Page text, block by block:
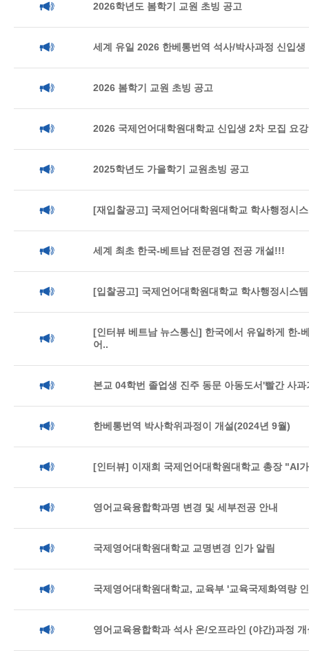
2026학년도 봄학기 교원 초빙 공고
세계 유일 2026 한베통번역 석사/박사과정 신입생
2026 봄학기 교원 초빙 공고
2026 국제언어대학원대학교 신입생 2차 모집 요강
2025학년도 가을학기 교원초빙 공고
[재입찰공고] 국제언어대학원대학교 학사행정시
세계 최초 한국-베트남 전문경영 전공 개설!!!
[입찰공고] 국제언어대학원대학교 학사행정시스
[인터뷰 베트남 뉴스통신] 한국에서 유일하게 한-
어..
본교 04학번 졸업생 진주 동문 아동도서'빨간 사
한베통번역 박사학위과정이 개설(2024년 9월)
[인터뷰] 이재희 국제언어대학원대학교 총장 "AI
영어교육융합학과명 변경 및 세부전공 안내
국제영어대학원대학교 교명변경 인가 알림
국제영어대학원대학교, 교육부 '교육국제화역량
영어교육융합학과 석사 온/오프라인 (야간)과정 개